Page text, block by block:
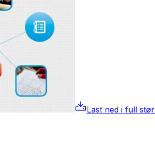
Last ned i full